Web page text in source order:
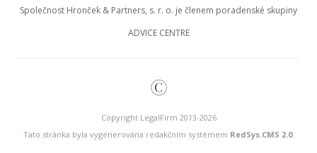
Společnost Hronček & Partners, s. r. o. je členem poradenské skupiny
ADVICE CENTRE
©
Copyright LegalFirm 2013-2026
Tato stránka byla vygenerována redakčním systémem RedSys.CMS 2.0.